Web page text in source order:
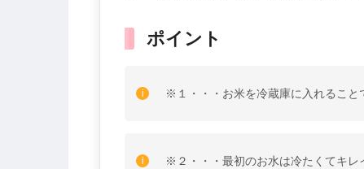
ポイント
※１・・・お米を冷蔵庫に入れること
※２・・・最初のお水は冷たくてキレ